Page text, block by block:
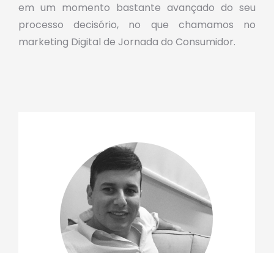
em um momento bastante avançado do seu
processo decisório, no que chamamos no
marketing Digital de Jornada do Consumidor.